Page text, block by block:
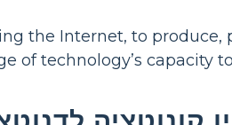
the Internet, to
of technology’s capacity